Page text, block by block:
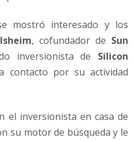
mostró interesado y los
, cofundador de Sun
inversionista de Silicon
contacto por su actividad
el inversionista en casa de
su motor de búsqueda y le